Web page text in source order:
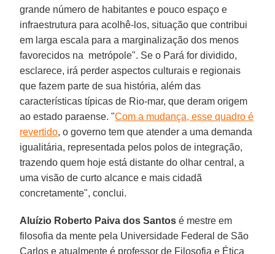
grande número de habitantes e pouco espaço e
infraestrutura para acolhê-los, situação que contribui
em larga escala para a marginalização dos menos
favorecidos na metrópole". Se o Pará for dividido,
esclarece, irá perder aspectos culturais e regionais
que fazem parte de sua história, além das
características típicas de Rio-mar, que deram origem
ao estado paraense. "Com a mudança, esse quadro é
revertido, o governo tem que atender a uma demanda
igualitária, representada pelos polos de integração,
trazendo quem hoje está distante do olhar central, a
uma visão de curto alcance e mais cidadã
concretamente", conclui.
Aluízio Roberto Paiva dos Santos é mestre em
filosofia da mente pela Universidade Federal de São
Carlos e atualmente é professor de Filosofia e Ética